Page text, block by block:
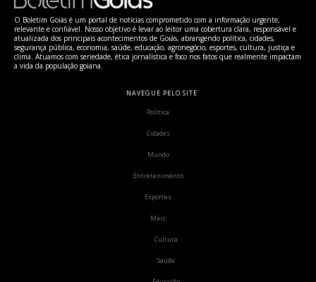
O Boletim Goiás é um portal de notícias comprometido com a informação urgente,
relevante e confiável. Nosso objetivo é levar ao leitor uma cobertura clara, responsável e
atualizada dos principais acontecimentos de Goiás, abrangendo política, cidades,
segurança pública, economia, saúde, educação, agronegócio, esportes, cultura, justiça e
clima. Atuamos com seriedade, ética jornalística e foco nos fatos que realmente impactam
a vida da população goiana.
NAVEGUE PELO SITE
Política
Cidades
Mundo
Entretenimento
Esportes
Mais
Cultura
Saúde